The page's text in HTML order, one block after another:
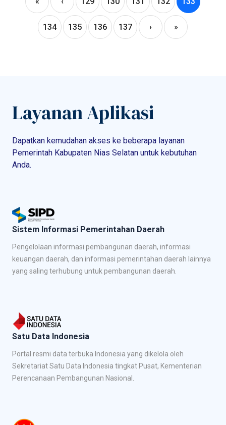
134 135 136 137 › »
Layanan Aplikasi
Dapatkan kemudahan akses ke beberapa layanan
Pemerintah Kabupaten Nias Selatan untuk kebutuhan
Anda.
Sistem Informasi Pemerintahan Daerah
Pengelolaan informasi pembangunan daerah, informasi
keuangan daerah, dan informasi pemerintahan daerah lainnya
yang saling terhubung untuk pembangunan daerah.
Satu Data Indonesia
Portal resmi data terbuka Indonesia yang dikelola oleh
Sekretariat Satu Data Indonesia tingkat Pusat, Kementerian
Perencanaan Pembangunan Nasional.